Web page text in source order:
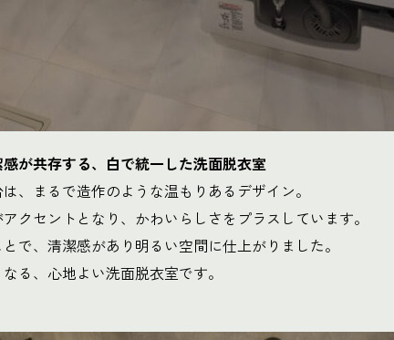
が共存する、白で統一した洗面脱衣室
、まるで造作のような温もりあるデザイン。
クセントとなり、かわいらしさをプラスしています。
で、清潔感があり明るい空間に仕上がりました。
る、心地よい洗面脱衣室です。